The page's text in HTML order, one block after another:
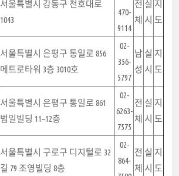
서울특별시 강동구 천호대로
1043
470-
9114
전
체
실
시
지
도
서울특별시 은평구 통일로 856
메트로타워 3층 3010호
02-
356-
5797
남
성
실
시
지
도
서울특별시 은평구 통일로 861
범일빌딩 11~12층
02-
6263-
7575
전
체
실
시
지
도
서울특별시 구로구 디지털로 32
길 79 조영빌딩 8층
02-
864-
전
체
실
시
지
도